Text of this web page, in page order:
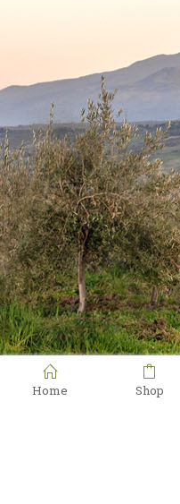
Home Shop